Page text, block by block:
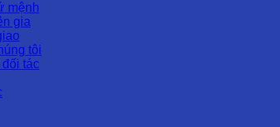
mệnh
gia
tôi
đối tác